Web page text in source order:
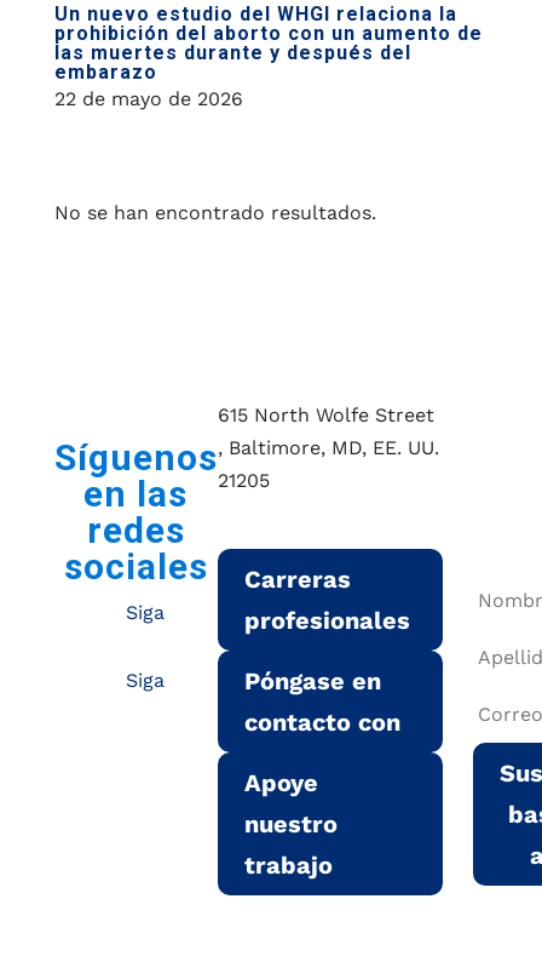
Un nuevo estudio del WHGI relaciona la
prohibición del aborto con un aumento de
las muertes durante y después del
embarazo
22 de mayo de 2026
No se han encontrado resultados.
Síguenos
en las
redes
sociales
Siga
Siga
615 North Wolfe Street
, Baltimore, MD, EE. UU.
21205
Carreras
profesionales
Póngase en
contacto con
Apoye
nuestro
trabajo